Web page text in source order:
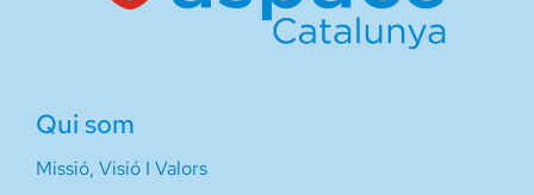
Qui som
Missió, Visió I Valors